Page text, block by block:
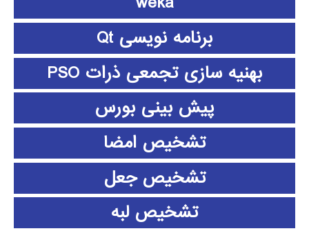
برنامه نویسی Qt
بهنیه سازی تجمعی ذرات PSO
پیش بینی بورس
تشخیص امضا
تشخیص جعل
تشخیص لبه